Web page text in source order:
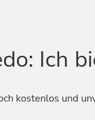
Ich
kostenlos und